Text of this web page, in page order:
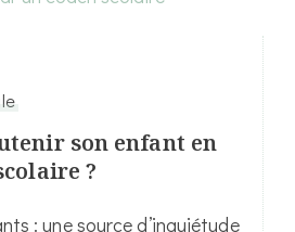
son enfant en
?
: une source d’inquiétude